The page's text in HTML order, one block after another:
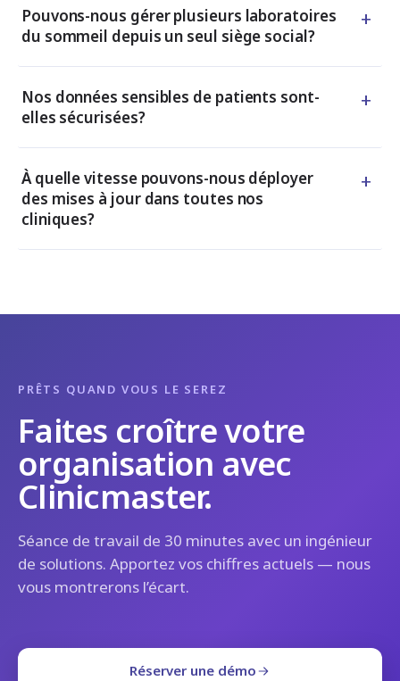
Pouvons-nous gérer plusieurs laboratoires
du sommeil depuis un seul siège social?
+
Nos données sensibles de patients sont-
elles sécurisées?
+
À quelle vitesse pouvons-nous déployer
des mises à jour dans toutes nos
cliniques?
+
PRÊTS QUAND VOUS LE SEREZ
Faites croître votre
organisation avec
Clinicmaster.
Séance de travail de 30 minutes avec un ingénieur
de solutions. Apportez vos chiffres actuels — nous
vous montrerons l’écart.
Réserver une démo